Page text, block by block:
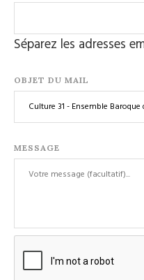
Séparez les adresses
OBJET DU MAIL
MESSAGE